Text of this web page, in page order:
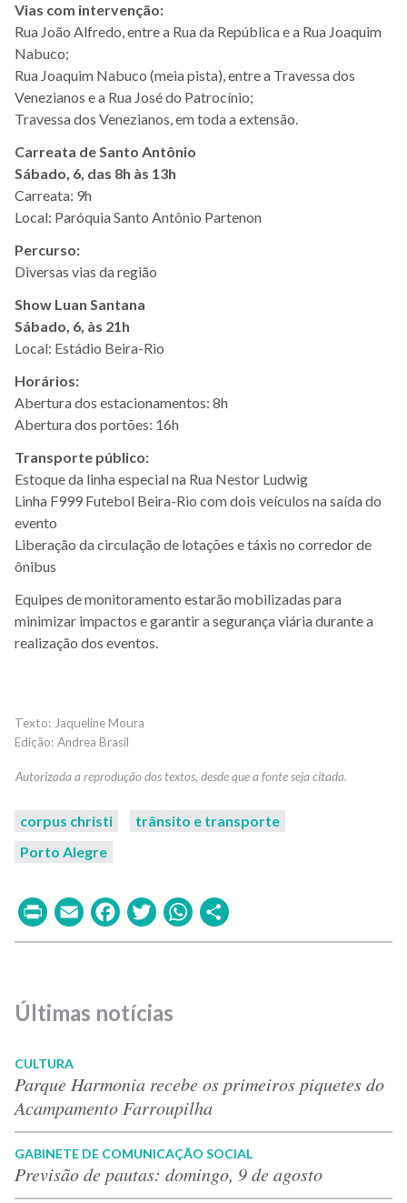
Vias com intervenção:
Rua João Alfredo, entre a Rua da República e a Rua Joaquim
Nabuco;
Rua Joaquim Nabuco (meia pista), entre a Travessa dos
Venezianos e a Rua José do Patrocínio;
Travessa dos Venezianos, em toda a extensão.
Carreata de Santo Antônio
Sábado, 6, das 8h às 13h
Carreata: 9h
Local: Paróquia Santo Antônio Partenon
Percurso:
Diversas vias da região
Show Luan Santana
Sábado, 6, às 21h
Local: Estádio Beira-Rio
Horários:
Abertura dos estacionamentos: 8h
Abertura dos portões: 16h
Transporte público:
Estoque da linha especial na Rua Nestor Ludwig
Linha F999 Futebol Beira-Rio com dois veículos na saída do
evento
Liberação da circulação de lotações e táxis no corredor de
ônibus
Equipes de monitoramento estarão mobilizadas para
minimizar impactos e garantir a segurança viária durante a
realização dos eventos.
Jaqueline Moura
Andrea Brasil
corpus christi
trânsito e transporte
Porto Alegre
PrintEmailFacebook
TwitterWhatsApp
Últimas notícias
CULTURA
Parque Harmonia recebe os primeiros piquetes do
Acampamento Farroupilha
GABINETE DE COMUNICAÇÃO SOCIAL
Previsão de pautas: domingo, 9 de agosto